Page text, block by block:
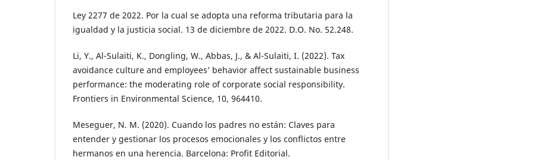
Ley 2277 de 2022. Por la cual se adopta una reforma tributaria para la
igualdad y la justicia social. 13 de diciembre de 2022. D.O. No. 52.248.
Li, Y., Al-Sulaiti, K., Dongling, W., Abbas, J., & Al-Sulaiti, I. (2022). Tax
avoidance culture and employees’ behavior affect sustainable business
performance: the moderating role of corporate social responsibility.
Frontiers in Environmental Science, 10, 964410.
Meseguer, N. M. (2020). Cuando los padres no están: Claves para
entender y gestionar los procesos emocionales y los conflictos entre
hermanos en una herencia. Barcelona: Profit Editorial.